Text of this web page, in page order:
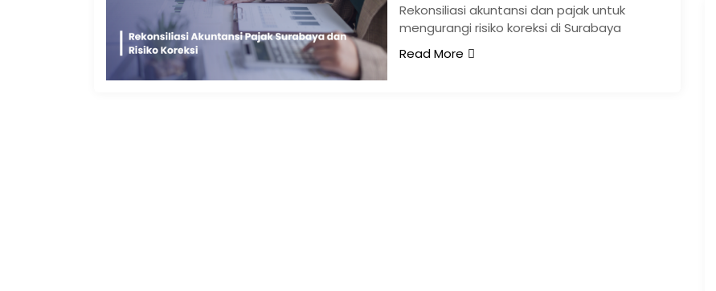
Rekonsiliasi akuntansi dan pajak untuk
mengurangi risiko koreksi di Surabaya
Read More